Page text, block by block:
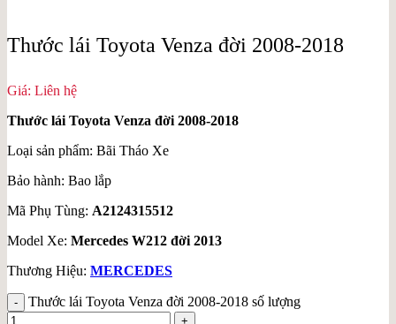
Thước lái Toyota Venza đời 2008-2018
Giá: Liên hệ
Thước lái Toyota Venza đời 2008-2018
Loại sản phẩm: Bãi Tháo Xe
Bảo hành: Bao lắp
Mã Phụ Tùng: A2124315512
Model Xe: Mercedes W212 đời 2013
Thương Hiệu: MERCEDES
Thước lái Toyota Venza đời 2008-2018 số lượng